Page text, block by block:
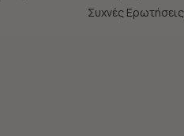
Συχνές Ερωτήσεις